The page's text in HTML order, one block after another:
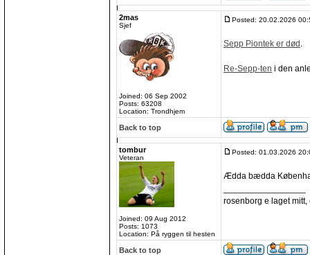
2mas
Sjef
Joined: 06 Sep 2002
Posts: 63208
Location: Trondhjem
Posted: 20.02.2026
Sepp Piontek er død .
Re-Sepp-ten i den
Back to top
tombur
Veteran
Joined: 09 Aug 2012
Posts: 1073
Location: På ryggen til hesten
Posted: 01.03.2026
Ædda bædda
rosenborg e laget mitt,
Back to top